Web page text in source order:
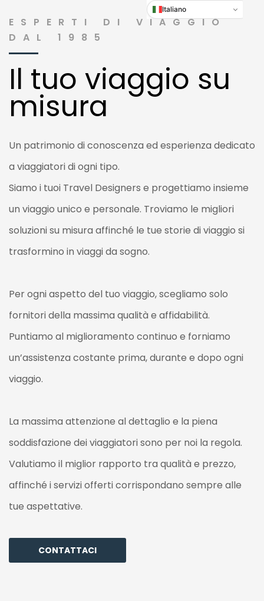
ESPERTI DI VIAGGIO
DAL 1985
Il tuo viaggio su
misura
Un patrimonio di conoscenza ed esperienza dedicato
a viaggiatori di ogni tipo.
Siamo i tuoi Travel Designers e progettiamo insieme
un viaggio unico e personale. Troviamo le migliori
soluzioni su misura affinché le tue storie di viaggio si
trasformino in viaggi da sogno.
Per ogni aspetto del tuo viaggio, scegliamo solo
fornitori della massima qualità e affidabilità.
Puntiamo al miglioramento continuo e forniamo
un’assistenza costante prima, durante e dopo ogni
viaggio.
La massima attenzione al dettaglio e la piena
soddisfazione dei viaggiatori sono per noi la regola.
Valutiamo il miglior rapporto tra qualità e prezzo,
affinché i servizi offerti corrispondano sempre alle
tue aspettative.
CONTATTACI
Italiano